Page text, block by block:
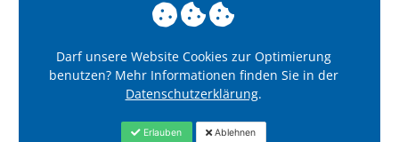
Darf unsere Website Cookies zur Optimierung
benutzen? Mehr Informationen finden Sie in der
Datenschutzerklärung.
Erlauben Ablehnen